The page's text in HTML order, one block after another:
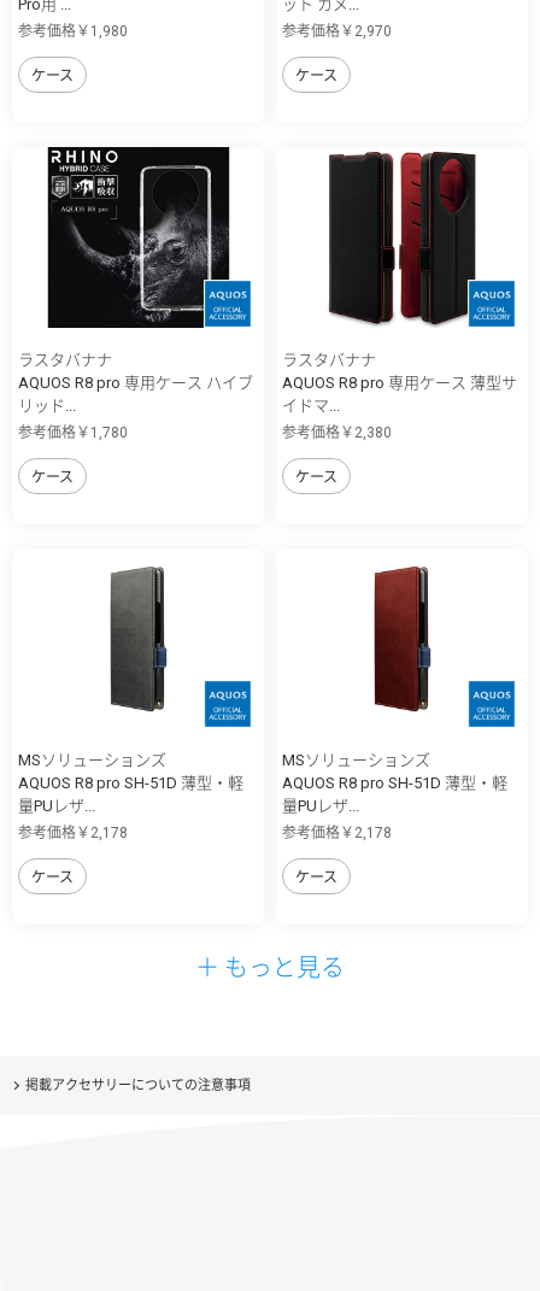
Pro用 ...
参考価格￥1,980
ケース
ット カメ...
参考価格￥2,970
ケース
ラスタバナナ
AQUOS R8 pro 専用ケース ハイブ
リッド...
参考価格￥1,780
ケース
ラスタバナナ
AQUOS R8 pro 専用ケース 薄型サ
イドマ...
参考価格￥2,380
ケース
MSソリューションズ
AQUOS R8 pro SH-51D 薄型・軽
量PUレザ...
参考価格￥2,178
ケース
MSソリューションズ
AQUOS R8 pro SH-51D 薄型・軽
量PUレザ...
参考価格￥2,178
ケース
＋ もっと見る
掲載アクセサリーについての注意事項